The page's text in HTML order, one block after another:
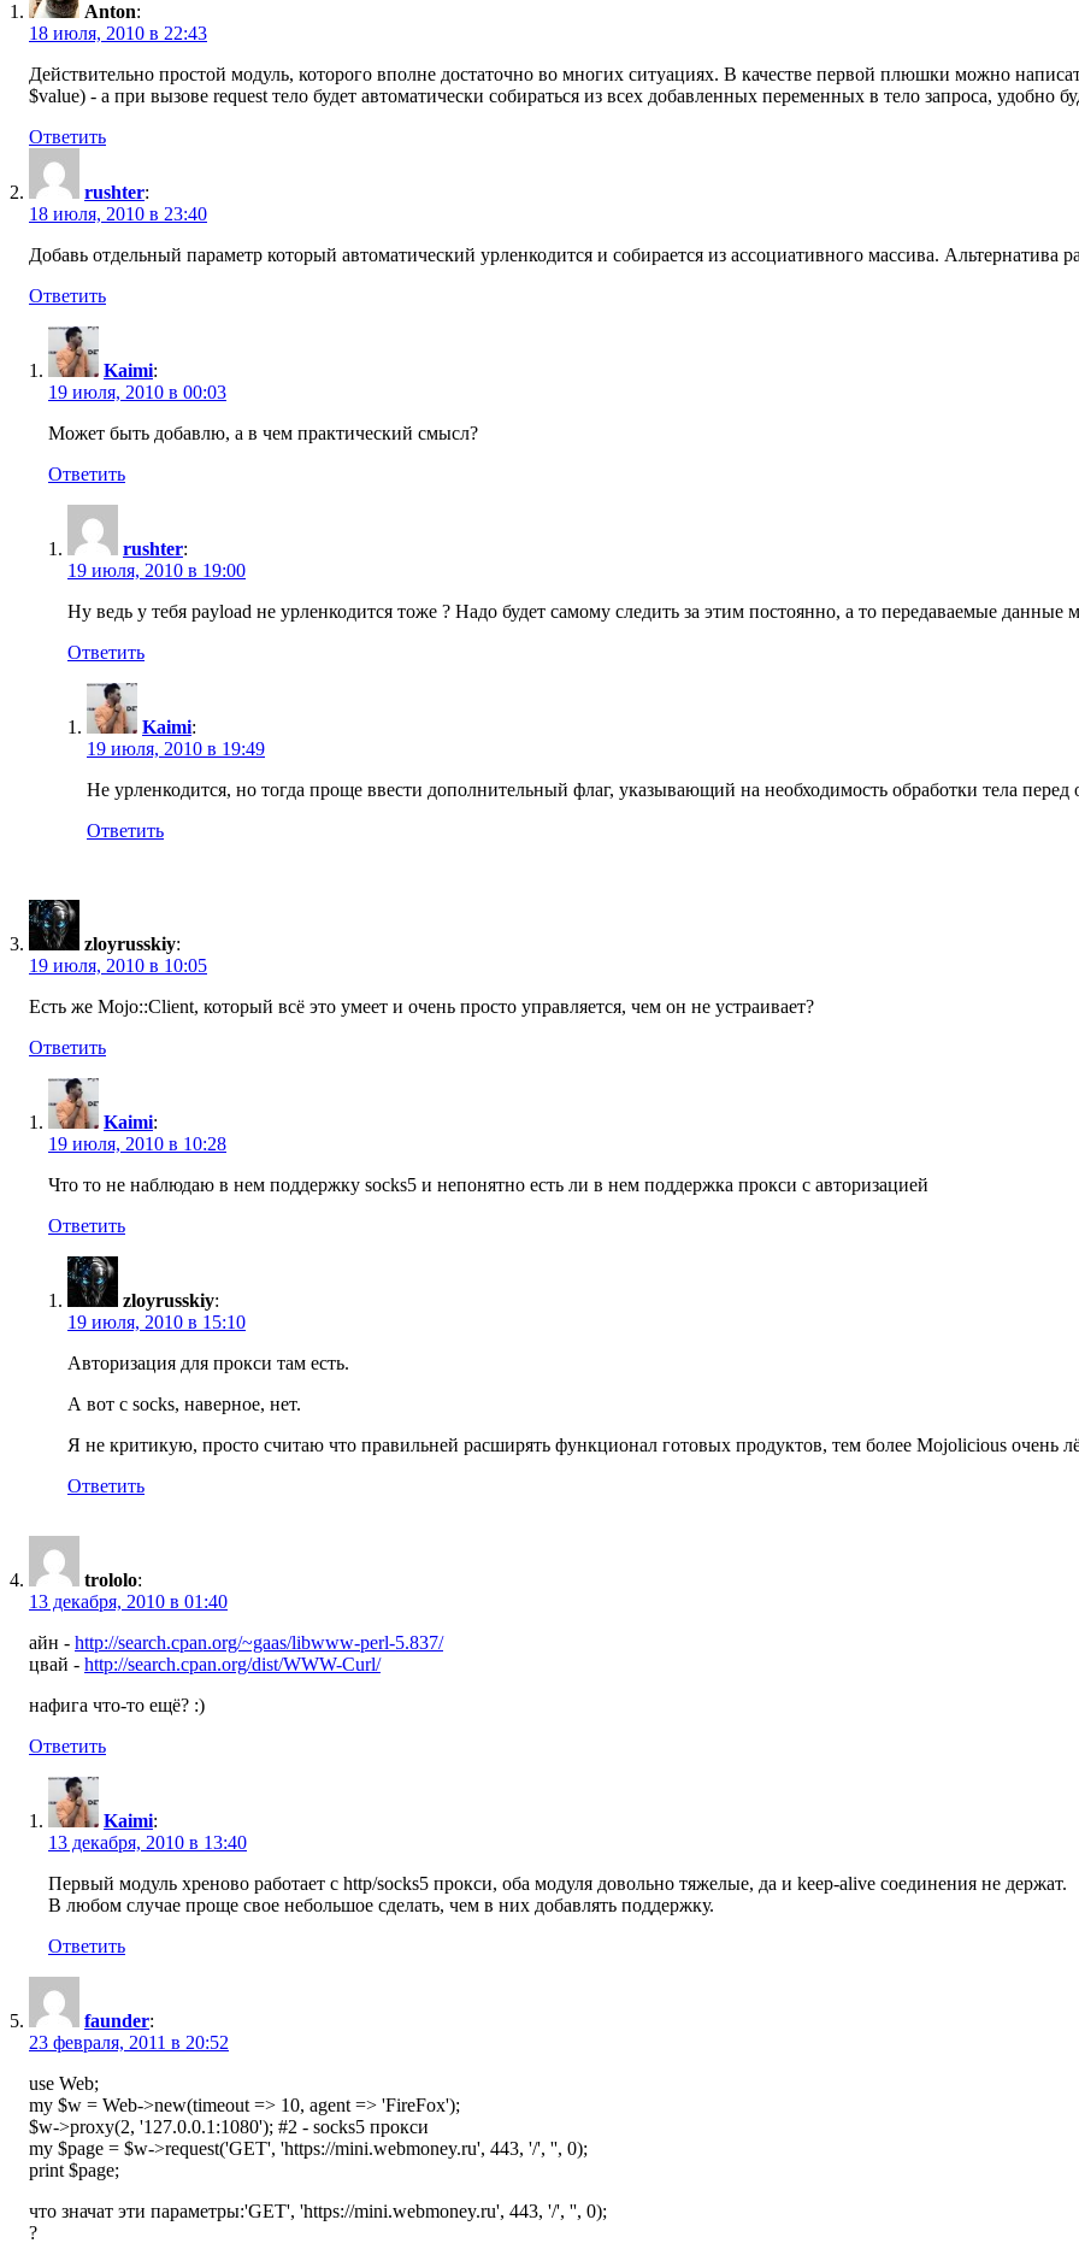
Anton:
18 июля, 2010 в 22:43
Действительно простой модуль, которого вполне достаточно во многих ситуациях. В качестве первой плюшки можно
$value) - а при вызове request тело будет автоматически собираться из всех добавленных переменных в тело запроса, удобно
Ответить
rushter:
18 июля, 2010 в 23:40
Добавь отдельный параметр который автоматический урленкодится и собирается из ассоциативного массива. Альтернатива
Ответить
Kaimi:
19 июля, 2010 в 00:03
Может быть добавлю, а в чем практический смысл?
Ответить
rushter:
19 июля, 2010 в 19:00
Ну ведь у тебя payload не урленкодится тоже ? Надо будет самому следить за этим постоянно, а то передаваемые данные
Ответить
Kaimi:
19 июля, 2010 в 19:49
Не урленкодится, но тогда проще ввести дополнительный флаг, указывающий на необходимость обработки тела перед
Ответить
zloyrusskiy:
19 июля, 2010 в 10:05
Есть же Mojo::Client, который всё это умеет и очень просто управляется, чем он не устраивает?
Ответить
Kaimi:
19 июля, 2010 в 10:28
Что то не наблюдаю в нем поддержку socks5 и непонятно есть ли в нем поддержка прокси с авторизацией
Ответить
zloyrusskiy:
19 июля, 2010 в 15:10
Aвторизация для прокси там есть.
А вот с socks, наверное, нет.
Я не критикую, просто считаю что правильней расширять функционал готовых продуктов, тем более Mojolicious очень
Ответить
trololo:
13 декабря, 2010 в 01:40
айн - http://search.cpan.org/~gaas/libwww-perl-5.837/
цвай - http://search.cpan.org/dist/WWW-Curl/
нафига что-то ещё? :)
Ответить
Kaimi:
13 декабря, 2010 в 13:40
Первый модуль хреново работает с http/socks5 прокси, оба модуля довольно тяжелые, да и keep-alive соединения не держат.
В любом случае проще свое небольшое сделать, чем в них добавлять поддержку.
Ответить
faunder:
23 февраля, 2011 в 20:52
use Web;
my $w = Web->new(timeout => 10, agent => 'FireFox');
$w->proxy(2, '127.0.0.1:1080'); #2 - socks5 прокси
my $page = $w->request('GET', 'https://mini.webmoney.ru', 443, '/', '', 0);
print $page;
что значат эти параметры:'GET', 'https://mini.webmoney.ru', 443, '/', '', 0);
?